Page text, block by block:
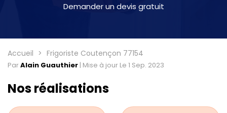
Demander un devis gratuit
Accueil Frigoriste Coutençon 77154
ParAlain Guauthier | Mise à jour Le 1 Sep. 2023
Nos réalisations